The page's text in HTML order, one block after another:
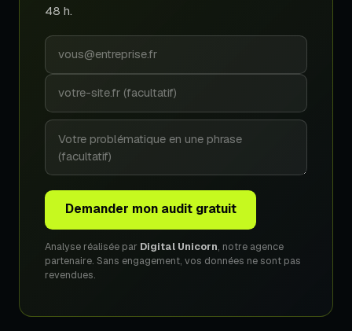
48 h.
Demander mon audit gratuit
Analyse réalisée par Digital Unicorn, notre agence
partenaire. Sans engagement, vos données ne sont pas
revendues.